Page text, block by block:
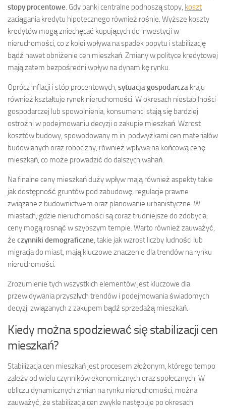
stopy procentowe. Gdy banki centralne podnoszą stopy, koszt
zaciągania kredytu hipotecznego również rośnie. Wyższe koszty
kredytów mogą zniechęcać kupujących do inwestycji w
nieruchomości, co z kolei wpływa na spadek popytu i stabilizację
bądź nawet obniżenie cen mieszkań. Zmiany w polityce kredytowej
mają zatem bezpośredni wpływ na dynamikę rynku.
Oprócz inflacji i stóp procentowych, sytuacja gospodarcza kraju
również kształtuje rynek nieruchomości. W okresach niestabilności
gospodarczej lub spowolnienia, konsumenci stają się bardziej
ostrożni w podejmowaniu decyzji o zakupie mieszkań. Wzrost
kosztów budowy, spowodowany m.in. podwyżkami cen materiałów
budowlanych oraz robocizny, również wpływa na końcową cenę
mieszkań, co może prowadzić do dalszych wahań.
Na finalne ceny mieszkań duży wpływ mają również aspekty takie
jak dostępność gruntów pod zabudowę, regulacje prawne
związane z budownictwem oraz planowanie urbanistyczne. W
miastach, gdzie nieruchomości są coraz trudniejsze do zdobycia,
ceny mogą rosnąć w szybszym tempie. Warto również zauważyć,
że czynniki demograficzne, takie jak wzrost liczby ludności lub
migracja do miast, mają kluczowe znaczenie dla trendów na rynku
nieruchomości.
Zrozumienie tych wszystkich elementów jest kluczowe dla
przewidywania przyszłych trendów i podejmowania świadomych
decyzji związanych z zakupem bądź sprzedażą mieszkań.
Kiedy można spodziewać się stabilizacji cen
mieszkań?
Stabilizacja cen mieszkań jest procesem złożonym, którego tempo
zależy od wielu czynników ekonomicznych oraz społecznych. W
obliczu dynamicznych zmian na rynku nieruchomości, można
zauważyć, że stabilizacja cen zwykle następuje po okresach